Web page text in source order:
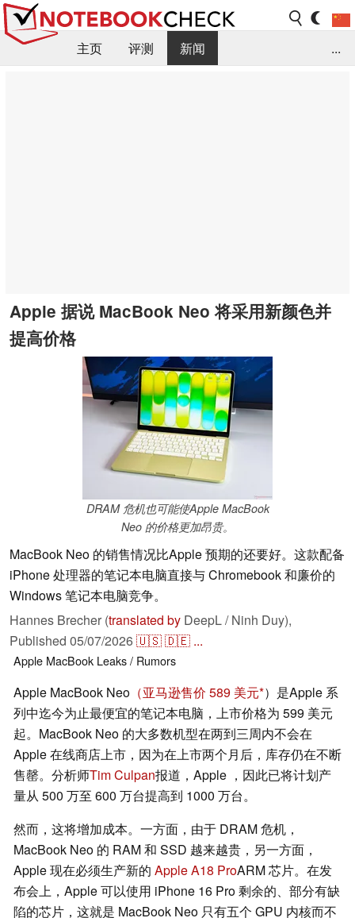
主页 评测
新闻
...
Apple 据说 MacBook Neo 将采用新颜色并
提高价格
DRAM 危机也可能使Apple MacBook
Neo 的价格更加昂贵。
MacBook Neo 的销售情况比Apple 预期的还要好。这款配备
iPhone 处理器的笔记本电脑直接与 Chromebook 和廉价的
Windows 笔记本电脑竞争。
Hannes Brecher (translated by DeepL / Ninh Duy),
Published 05/07/2026🇺🇸🇩🇪 ...
Apple MacBook Leaks / Rumors
Apple MacBook Neo （亚马逊售价 589 美元 ）是Apple 系
列中迄今为止最便宜的笔记本电脑，上市价格为 599 美元
起。MacBook Neo 的大多数机型在两到三周内不会在
Apple 在线商店上市，因为在上市两个月后，库存仍在不断
售罄。分析师Tim Culpan报道，Apple ，因此已将计划产
量从 500 万至 600 万台提高到 1000 万台。
然而，这将增加成本。一方面，由于 DRAM 危机，
MacBook Neo 的 RAM 和 SSD 越来越贵，另一方面，
Apple 现在必须生产新的 Apple A18 ProARM 芯片。在发
布会上，Apple 可以使用 iPhone 16 Pro 剩余的、部分有缺
陷的芯片，这就是 MacBook Neo 只有五个 GPU 内核而不